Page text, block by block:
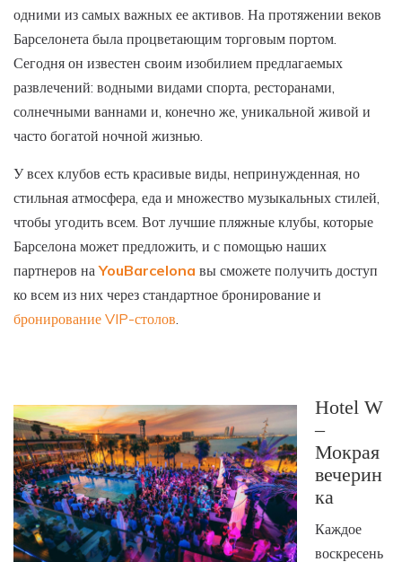
одними из самых важных ее активов. На протяжении веков
Барселонета была процветающим торговым портом.
Сегодня он известен своим изобилием предлагаемых
развлечений: водными видами спорта, ресторанами,
солнечными ваннами и, конечно же, уникальной живой и
часто богатой ночной жизнью.
У всех клубов есть красивые виды, непринужденная, но
стильная атмосфера, еда и множество музыкальных стилей,
чтобы угодить всем. Вот лучшие пляжные клубы, которые
Барселона может предложить, и с помощью наших
партнеров наYouBarcelona вы сможете получить доступ
ко всем из них через стандартное бронирование и
бронирование VIP-столов
Hotel W
–
Мокрая
вечерин
ка
Каждое
воскресень